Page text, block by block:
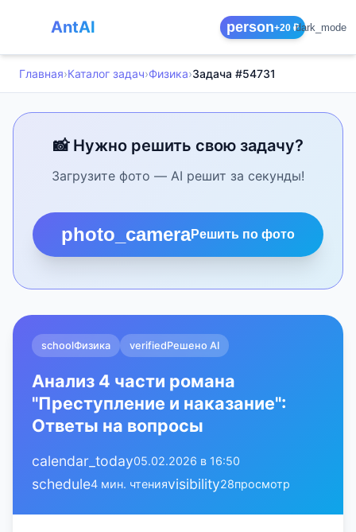
AntAI person+20 ₽dark_mode
Главная›Каталог задач›Физика›Задача #54731
📸 Нужно решить свою задачу?
Загрузите фото — AI решит за секунды!
photo_cameraРешить по фото
schoolФизика verifiedРешено AI
Анализ 4 части романа
"Преступление и наказание":
Ответы на вопросы
calendar_today05.02.2026 в 16:50
schedule4 мин. чтенияvisibility28просмотр